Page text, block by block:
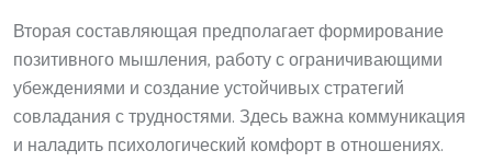
Вторая составляющая предполагает формирование
позитивного мышления, работу с ограничивающими
убеждениями и создание устойчивых стратегий
совладания с трудностями. Здесь важна коммуникация
и наладить психологический комфорт в отношениях.